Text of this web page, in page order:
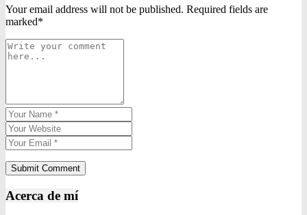
Your email address will not be published. Required fields are
marked*
Acerca de mí